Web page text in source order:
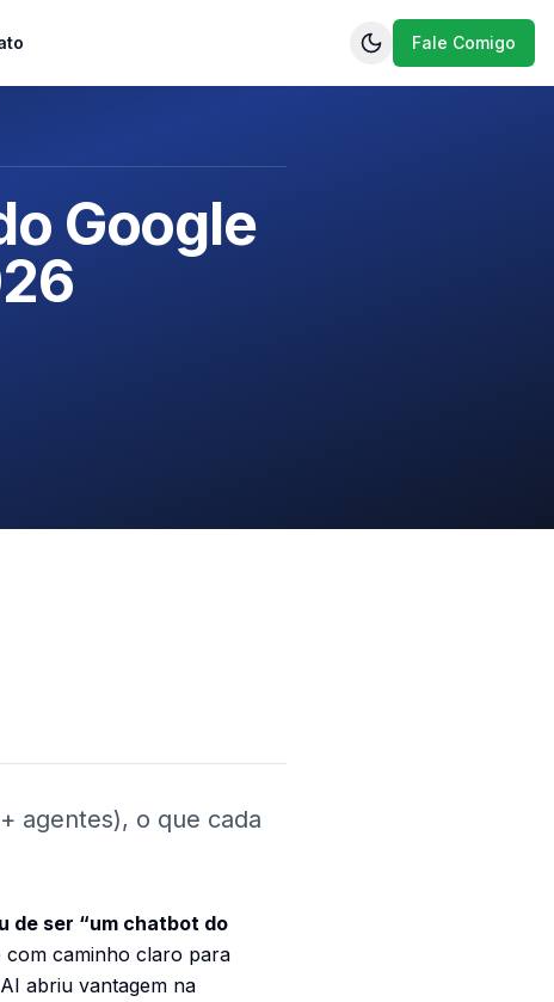
Fale Comigo
Google
agentes), o que cada
de ser “um chatbot do
com caminho claro para
abriu vantagem na